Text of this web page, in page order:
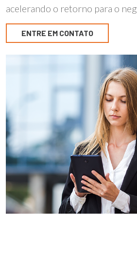
acelerando o retorno para o neg
ENTRE EM CONTATO